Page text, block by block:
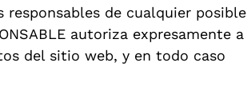
de cualquier posible
autoriza expresamente a
del sitio web, y en todo caso